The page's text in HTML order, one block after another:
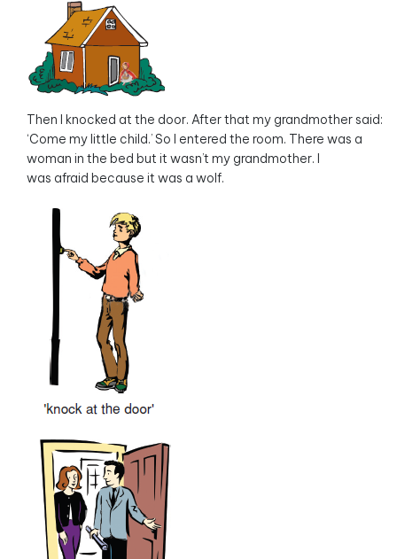
Then I knocked at the door. After that my grandmother said:
‘Come my little child.’ So I entered the room. There was a
woman in the bed but it wasn’t my grandmother. I
was afraid because it was a wolf.